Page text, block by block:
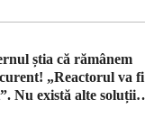
știa că rămânem
„Reactorul va fi
Nu există alte soluții